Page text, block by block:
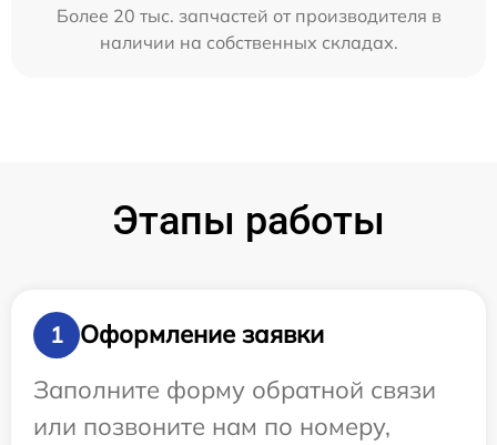
Более 20 тыс. запчастей от производителя в
наличии на собственных складах.
Этапы работы
1
Оформление заявки
Заполните форму обратной связи
или позвоните нам по номеру,